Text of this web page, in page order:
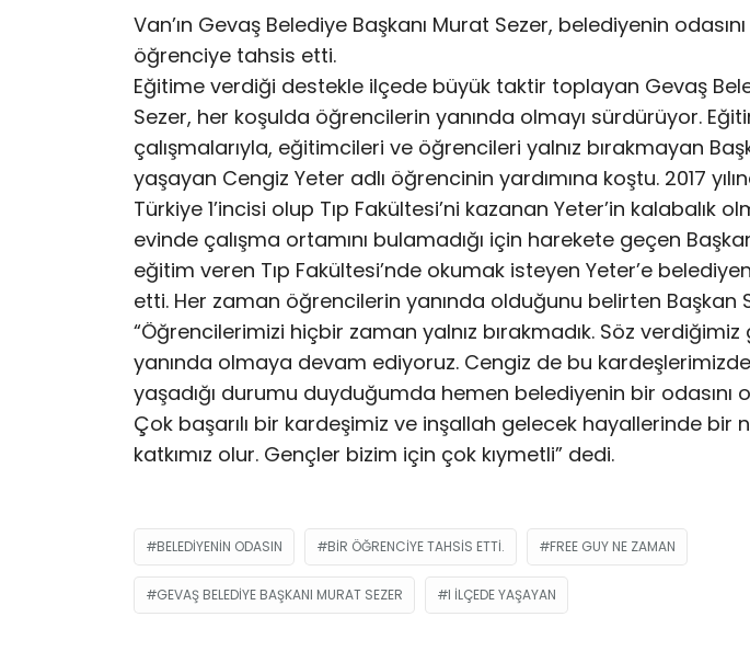
Van’ın Gevaş Belediye Başkanı Murat Sezer, belediyenin
öğrenciye tahsis etti.
Eğitime verdiği destekle ilçede büyük taktir toplayan Gevaş
Sezer, her koşulda öğrencilerin yanında olmayı sürdürüyor.
çalışmalarıyla, eğitimcileri ve öğrencileri yalnız bırakmayan
yaşayan Cengiz Yeter adlı öğrencinin yardımına koştu. 2017
Türkiye 1’incisi olup Tıp Fakültesi’ni kazanan Yeter’in kalabalık
evinde çalışma ortamını bulamadığı için harekete geçen
eğitim veren Tıp Fakültesi’nde okumak isteyen Yeter’e
etti. Her zaman öğrencilerin yanında olduğunu belirten Başkan
“Öğrencilerimizi hiçbir zaman yalnız bırakmadık. Söz
yanında olmaya devam ediyoruz. Cengiz de bu
yaşadığı durumu duyduğumda hemen belediyenin bir odasını
Çok başarılı bir kardeşimiz ve inşallah gelecek hayallerinde bir
katkımız olur. Gençler bizim için çok kıymetli” dedi.
BELEDIYENIN ODASIN BIR ÖĞRENCIYE TAHSIS ETTI. FREE GUY NE ZAMAN
GEVAŞ BELEDIYE BAŞKANI MURAT SEZER I ILÇEDE YAŞAYAN